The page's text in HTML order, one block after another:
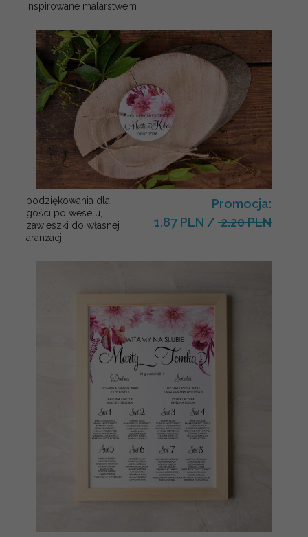
inspirowane malarstwem
podziękowania dla
gości po weselu,
zawieszki do własnej
aranżacji
Promocja:
1.87 PLN / 2.20 PLN